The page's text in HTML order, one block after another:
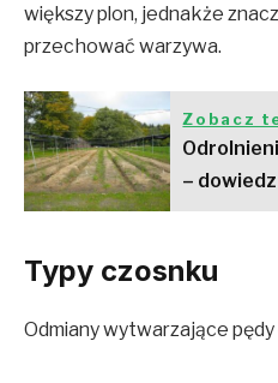
większy plon, jednakże
przechować warzywa.
Zobacz
–
Typy czosnku
Odmiany wytwarzające pędy